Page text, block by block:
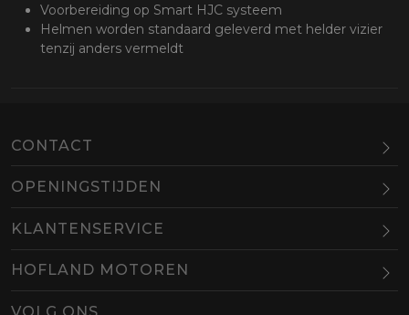
Voorbereiding op Smart HJC systeem
Helmen worden standaard geleverd met helder vizier
tenzij anders vermeldt
CONTACT
BEL EMAIL
OPENINGSTIJDEN
Maandag
Dinsdag
10.00-18.00
Woensdag
Donderdag
KLANTENSERVICE
HOFLAND MOTOREN